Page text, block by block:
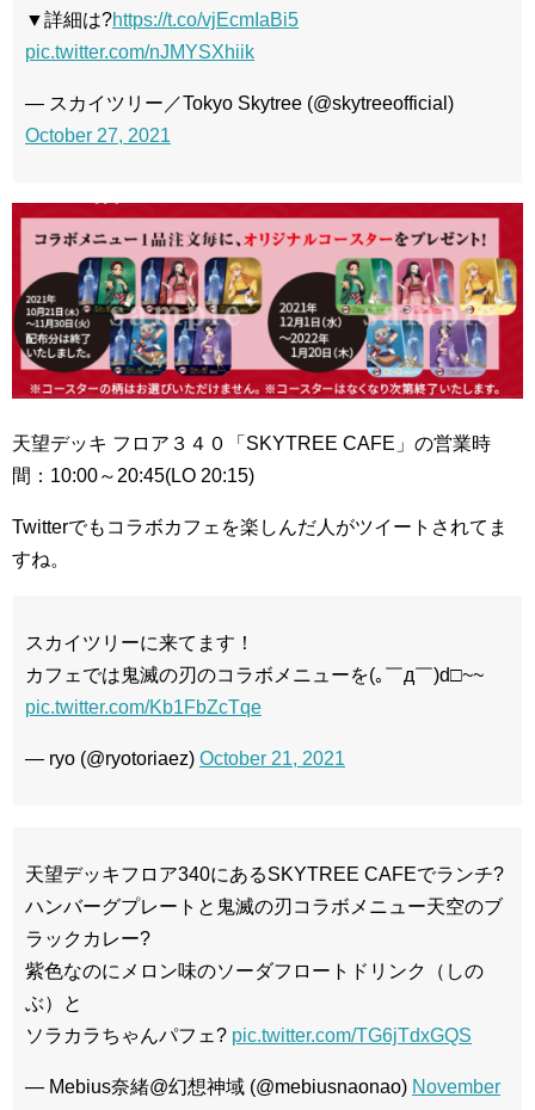
▼詳細は?https://t.co/vjEcmIaBi5
pic.twitter.com/nJMYSXhiik
— スカイツリー／Tokyo Skytree (@skytreeofficial)
October 27, 2021
天望デッキ フロア３４０「SKYTREE CAFE」の営業時
間：10:00～20:45(LO 20:15)
Twitterでもコラボカフェを楽しんだ人がツイートされてま
すね。
スカイツリーに来てます！
カフェでは鬼滅の刃のコラボメニューを(｡￣д￣)d□~~
pic.twitter.com/Kb1FbZcTqe
— ryo (@ryotoriaez) October 21, 2021
天望デッキフロア340にあるSKYTREE CAFEでランチ?
ハンバーグプレートと鬼滅の刃コラボメニュー天空のブ
ラックカレー?
紫色なのにメロン味のソーダフロートドリンク（しの
ぶ）と
ソラカラちゃんパフェ? pic.twitter.com/TG6jTdxGQS
— Mebius奈緒@幻想神域 (@mebiusnaonao) November